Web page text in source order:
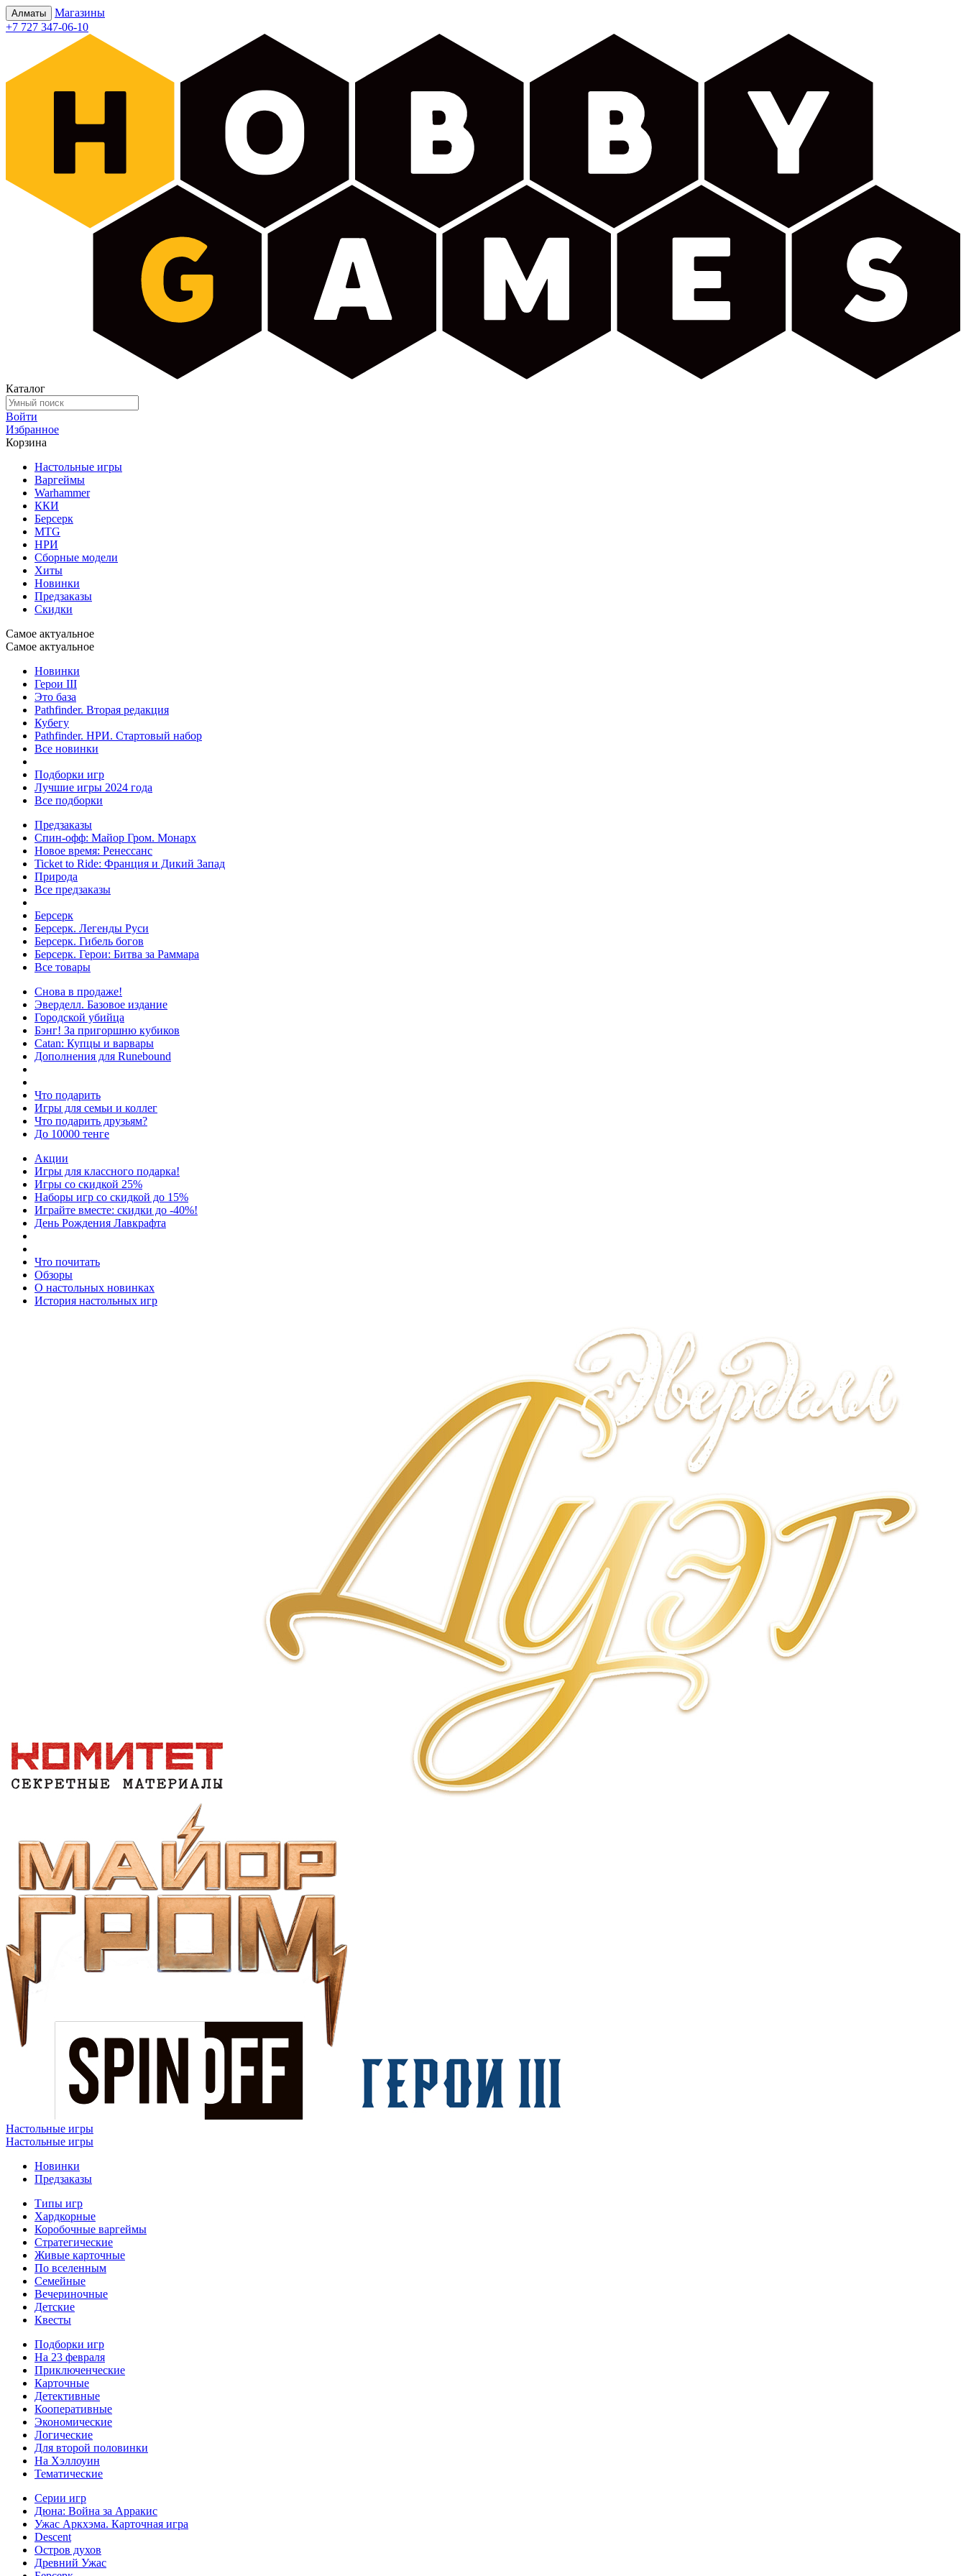
Алматы
Магазины
+7 727 347-06-10
Каталог
Войти
Избранное
Корзина
Настольные игры
Варгеймы
Warhammer
ККИ
Берсерк
MTG
НРИ
Сборные модели
Хиты
Новинки
Предзаказы
Скидки
Самое актуальное
Самое актуальное
Новинки
Герои III
Это база
Pathfinder. Вторая редакция
Кубегу
Pathfinder. НРИ. Стартовый набор
Все новинки
Подборки игр
Лучшие игры 2024 года
Все подборки
Предзаказы
Спин-офф: Майор Гром. Монарх
Новое время: Ренессанс
Ticket to Ride: Франция и Дикий Запад
Природа
Все предзаказы
Берсерк
Берсерк. Легенды Руси
Берсерк. Гибель богов
Берсерк. Герои: Битва за Раммара
Все товары
Снова в продаже!
Эверделл. Базовое издание
Городской убийца
Бэнг! За пригоршню кубиков
Catan: Купцы и варвары
Дополнения для Runebound
Что подарить
Игры для семьи и коллег
Что подарить друзьям?
До 10000 тенге
Акции
Игры для классного подарка!
Игры со скидкой 25%
Наборы игр со скидкой до 15%
Играйте вместе: скидки до -40%!
День Рождения Лавкрафта
Что почитать
Обзоры
О настольных новинках
История настольных игр
Настольные игры
Настольные игры
Новинки
Предзаказы
Типы игр
Хардкорные
Коробочные варгеймы
Стратегические
Живые карточные
По вселенным
Семейные
Вечериночные
Детские
Квесты
Подборки игр
На 23 февраля
Приключенческие
Карточные
Детективные
Кооперативные
Экономические
Логические
Для второй половинки
На Хэллоуин
Тематические
Серии игр
Дюна: Война за Арракис
Ужас Аркхэма. Карточная игра
Descent
Остров духов
Древний Ужас